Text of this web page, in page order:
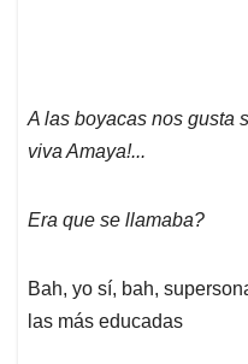
A las boyacas nos gusta
viva Amaya!...
Era que se llamaba?
Bah, yo sí, bah,
las más educadas